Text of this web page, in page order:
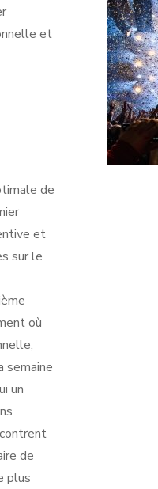
et
de
et
sur le
où
semaine
un
de
plus